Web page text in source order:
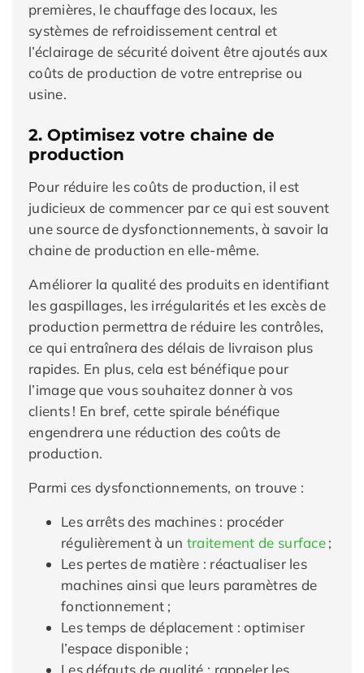
premières, le chauffage des locaux, les
systèmes de refroidissement central et
l’éclairage de sécurité doivent être ajoutés aux
coûts de production de votre entreprise ou
usine.
2. Optimisez votre chaine de
production
Pour réduire les coûts de production, il est
judicieux de commencer par ce qui est souvent
une source de dysfonctionnements, à savoir la
chaine de production en elle-même.
Améliorer la qualité des produits en identifiant
les gaspillages, les irrégularités et les excès de
production permettra de réduire les contrôles,
ce qui entraînera des délais de livraison plus
rapides. En plus, cela est bénéfique pour
l’image que vous souhaitez donner à vos
clients ! En bref, cette spirale bénéfique
engendrera une réduction des coûts de
production.
Parmi ces dysfonctionnements, on trouve :
Les arrêts des machines : procéder
régulièrement à un traitement de surface;
Les pertes de matière : réactualiser les
machines ainsi que leurs paramètres de
fonctionnement ;
Les temps de déplacement : optimiser
l’espace disponible ;
Les défauts de qualité : rappeler les